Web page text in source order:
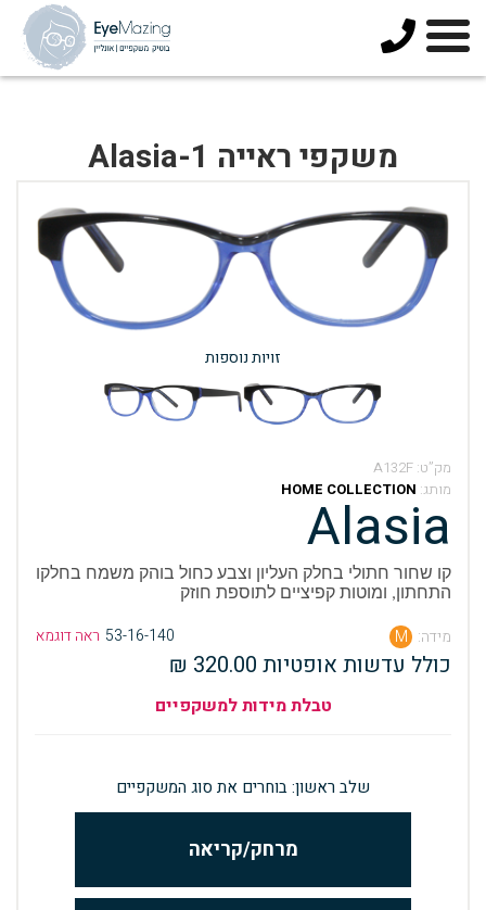
3744678
משקפי ראייה Alasia-1
זויות נוספות
מק”ט: A132F
מותג: HOME COLLECTION
Alasia
קו שחור חתולי בחלק העליון וצבע כחול בוהק משמח בחלקו
התחתון, ומוטות קפיציים לתוספת חוזק
מידה: M
53-16-140 ראה דוגמא
כולל עדשות אופטיות 320.00 ₪
טבלת מידות למשקפיים
שלב ראשון: בוחרים את סוג המשקפיים
מרחק/קריאה